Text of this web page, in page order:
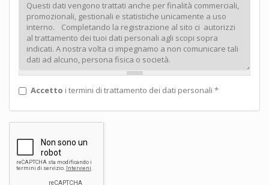
Accetto i termini di trattamento dei dati personali *